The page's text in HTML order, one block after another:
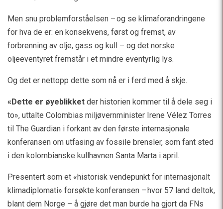
Men snu problemforståelsen – og se klimaforandringene
for hva de er: en konsekvens, først og fremst, av
forbrenning av olje, gass og kull – og det norske
oljeeventyret fremstår i et mindre eventyrlig lys.
Og det er nettopp dette som nå er i ferd med å skje.
«Dette er øyeblikket der historien kommer til å dele seg i
to», uttalte Colombias miljøvernminister Irene Vélez Torres
til The Guardian i forkant av den første internasjonale
konferansen om utfasing av fossile brensler, som fant sted
i den kolombianske kullhavnen Santa Marta i april.
Presentert som et «historisk vendepunkt for internasjonalt
klimadiplomati» forsøkte konferansen – hvor 57 land deltok,
blant dem Norge – å gjøre det man burde ha gjort da FNs